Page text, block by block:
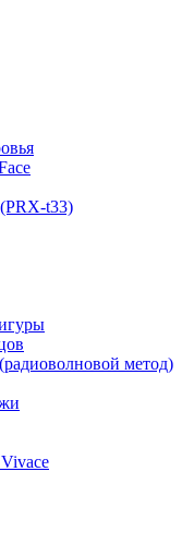
t33)
метод)